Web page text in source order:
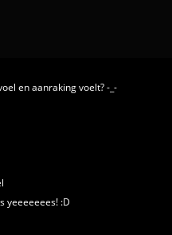
en aanraking voelt? -_-
yeeeeeees! :D